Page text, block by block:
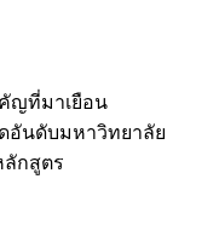
ญที่มาเยือน
อันดับมหาวิทยาลัย
ลักสูตร